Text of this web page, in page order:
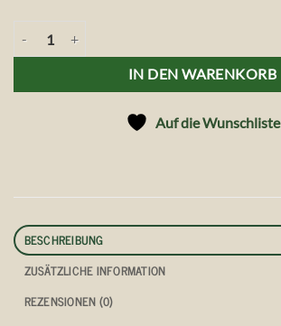
IN DEN WARENKORB
Auf die Wunschliste
BESCHREIBUNG
ZUSÄTZLICHE INFORMATION
REZENSIONEN (0)